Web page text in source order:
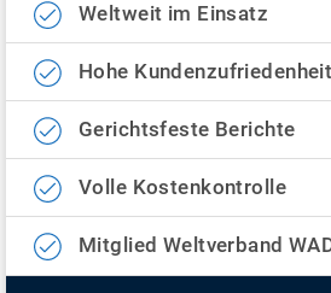
Weltweit im Einsatz
Hohe Kundenzufriedenheit
Gerichtsfeste Berichte
Volle Kostenkontrolle
Mitglied Weltverband